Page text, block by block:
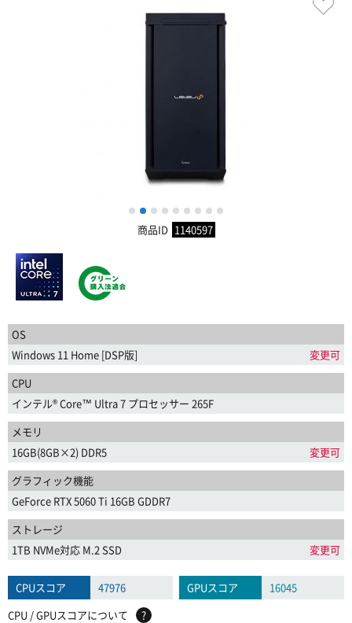
1 2 3 4 5 6 7 8
商品ID 1140597
OS
Windows 11 Home [DSP版]
変更可
CPU
インテル® Core™ Ultra 7 プロセッサー 265F
メモリ
16GB(8GB×2) DDR5
変更可
グラフィック機能
GeForce RTX 5060 Ti 16GB GDDR7
ストレージ
1TB NVMe対応 M.2 SSD
変更可
CPUスコア 47976 GPUスコア
16045
CPU / GPUスコアについて
?